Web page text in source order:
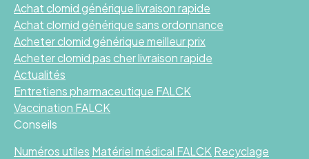
Achat clomid générique livraison rapide
Achat clomid générique sans ordonnance
Acheter clomid générique meilleur prix
Acheter clomid pas cher livraison rapide
Actualités
Entretiens pharmaceutique FALCK
Vaccination FALCK
Conseils
Numéros utiles Matériel médical FALCK Recyclage